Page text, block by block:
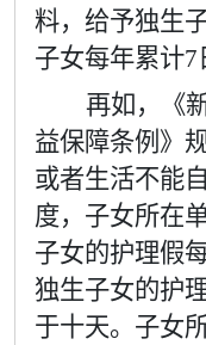
料，给予独生
子女每年累计7
再如，《
益保障条例》
或者生活不能
度，子女所在
子女的护理假
独生子女的护
于十天。子女